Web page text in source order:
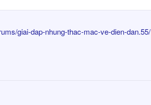
giai-dap-nhung-thac-mac-ve-dien-dan.55/